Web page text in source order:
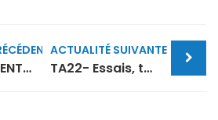
TA22 – EPICENTRE…
ACTUALITÉ SUIVANTE
TA22- Essais, tests, mise au point et shakedown…